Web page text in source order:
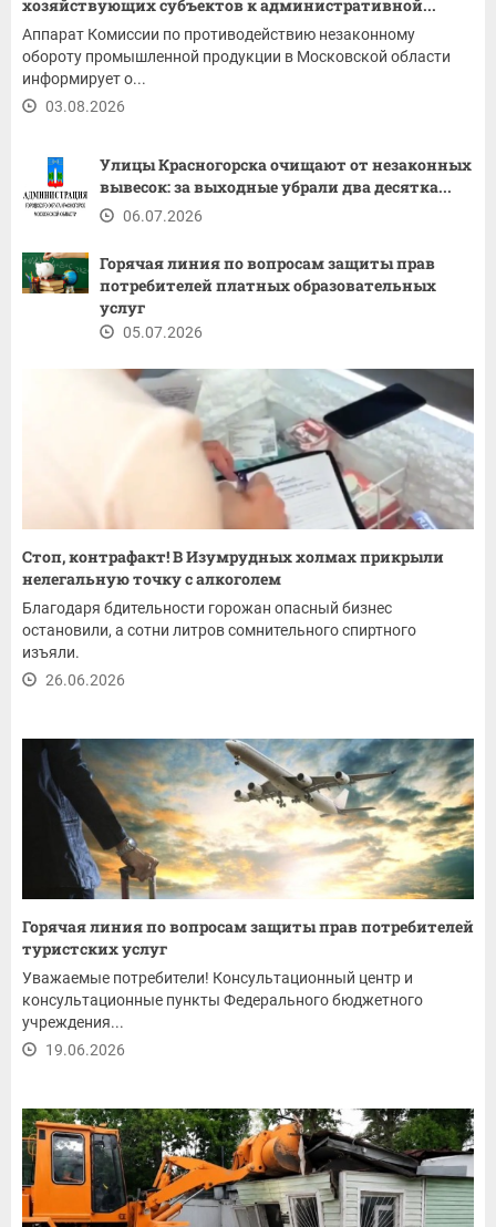
хозяйствующих субъектов к административной...
Аппарат Комиссии по противодействию незаконному
обороту промышленной продукции в Московской области
информирует о...
03.08.2026
Улицы Красногорска очищают от незаконных
вывесок: за выходные убрали два десятка...
06.07.2026
Горячая линия по вопросам защиты прав
потребителей платных образовательных
услуг
05.07.2026
Стоп, контрафакт! В Изумрудных холмах прикрыли
нелегальную точку с алкоголем
Благодаря бдительности горожан опасный бизнес
остановили, а сотни литров сомнительного спиртного
изъяли.
26.06.2026
Горячая линия по вопросам защиты прав потребителей
туристских услуг
Уважаемые потребители! Консультационный центр и
консультационные пункты Федерального бюджетного
учреждения...
19.06.2026